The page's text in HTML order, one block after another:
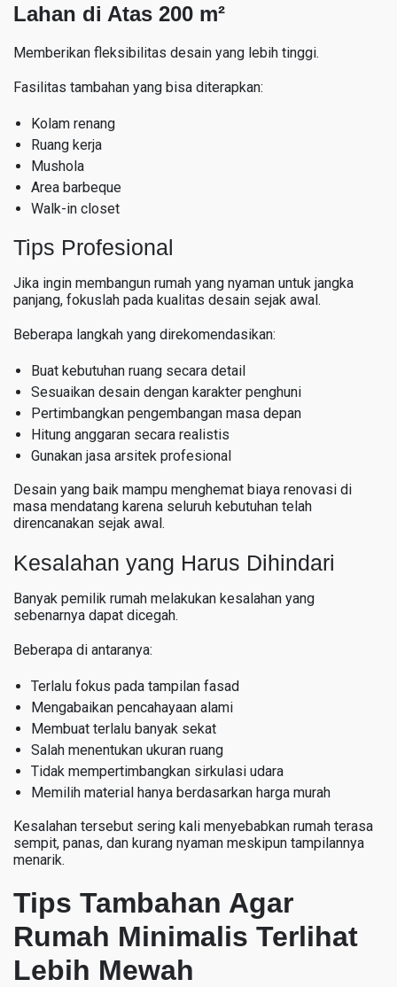
Lahan di Atas 200 m²
Memberikan fleksibilitas desain yang lebih tinggi.
Fasilitas tambahan yang bisa diterapkan:
Kolam renang
Ruang kerja
Mushola
Area barbeque
Walk-in closet
Tips Profesional
Jika ingin membangun rumah yang nyaman untuk jangka
panjang, fokuslah pada kualitas desain sejak awal.
Beberapa langkah yang direkomendasikan:
Buat kebutuhan ruang secara detail
Sesuaikan desain dengan karakter penghuni
Pertimbangkan pengembangan masa depan
Hitung anggaran secara realistis
Gunakan jasa arsitek profesional
Desain yang baik mampu menghemat biaya renovasi di
masa mendatang karena seluruh kebutuhan telah
direncanakan sejak awal.
Kesalahan yang Harus Dihindari
Banyak pemilik rumah melakukan kesalahan yang
sebenarnya dapat dicegah.
Beberapa di antaranya:
Terlalu fokus pada tampilan fasad
Mengabaikan pencahayaan alami
Membuat terlalu banyak sekat
Salah menentukan ukuran ruang
Tidak mempertimbangkan sirkulasi udara
Memilih material hanya berdasarkan harga murah
Kesalahan tersebut sering kali menyebabkan rumah terasa
sempit, panas, dan kurang nyaman meskipun tampilannya
menarik.
Tips Tambahan Agar
Rumah Minimalis Terlihat
Lebih Mewah